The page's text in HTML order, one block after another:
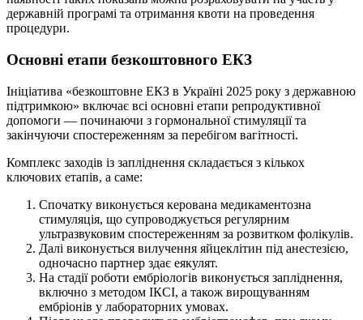
державній програмі та отримання квоти на проведення
процедури.
Основні етапи безкоштовного ЕКЗ
Ініціатива «безкоштовне ЕКЗ в Україні 2025 року з державною
підтримкою» включає всі основні етапи репродуктивної
допомоги — починаючи з гормональної стимуляції та
закінчуючи спостереженням за перебігом вагітності.
Комплекс заходів із запліднення складається з кількох
ключових етапів, а саме:
Спочатку виконується керована медикаментозна
стимуляція, що супроводжується регулярним
ультразвуковим спостереженням за розвитком фолікулів.
Далі виконується вилучення яйцеклітин під анестезією,
одночасно партнер здає еякулят.
На стадії роботи ембріологів виконується запліднення,
включно з методом ІКСІ, а також вирощуванням
ембріонів у лабораторних умовах.